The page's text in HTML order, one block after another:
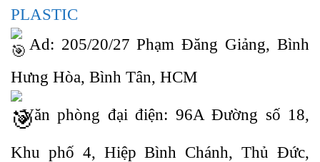
PLASTIC
Ad: 205/20/27 Phạm Đăng Giảng, Bình
Hưng Hòa, Bình Tân, HCM
Văn phòng đại điện: 96A Đường số 18,
Khu phố 4, Hiệp Bình Chánh, Thủ Đức,